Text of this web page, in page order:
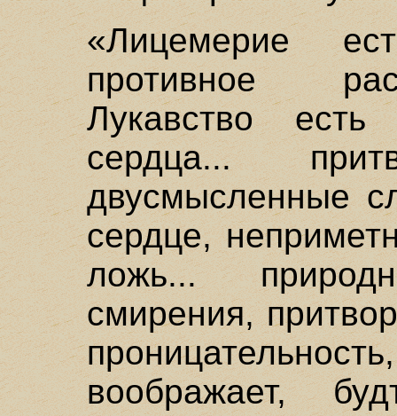
«Лицемерие
противное
Лукавство
сердца...
двусмысленные
сердце,
ложь...
смирения,
воображает,